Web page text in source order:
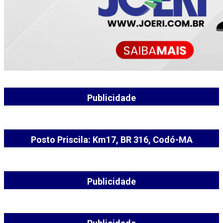
Publicidade
Posto Priscila: Km17, BR 316, Codó-MA
Publicidade